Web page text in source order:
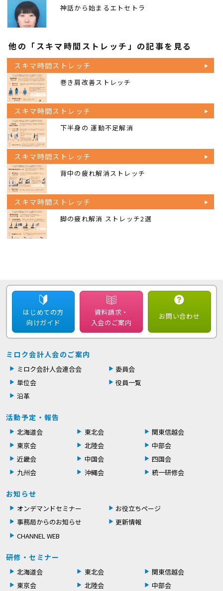
神話から始まるエトセトラ
他の「スキマ時間ストレッチ」の記事を見る
スキマ時間ストレッチ
巻き肩改善ストレッチ
スキマ時間ストレッチ
下半身の 運動不足解消
スキマ時間ストレッチ
背中の疲れ解消ストレッチ
スキマ時間ストレッチ
脚の疲れ解消 ストレッチ2選
はじめての方
向けガイド
資料請求・
入会のご案内
お問い合わせ
ミロク会計人会のご案内
ミロク会計人会連合会
委員会
単位会
役員一覧
沿革
活動予定・報告
北海道会 東北会
関東信越会
東京会
北陸会
中部会
近畿会
中国会
四国会
九州会
沖縄会 統一研修会
お知らせ
オンデマンドセミナー
お役立ちページ
事務局からのお知らせ
更新情報
CHANNEL WEB
研修・セミナー
北海道会 東北会
関東信越会
東京会
北陸会 中部会